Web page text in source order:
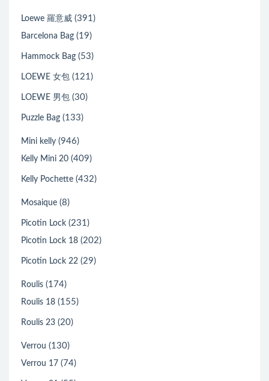
Loewe 羅意威 (391)
Barcelona Bag (19)
Hammock Bag (53)
LOEWE 女包 (121)
LOEWE 男包 (30)
Puzzle Bag (133)
Mini kelly (946)
Kelly Mini 20 (409)
Kelly Pochette (432)
Mosaique (8)
Picotin Lock (231)
Picotin Lock 18 (202)
Picotin Lock 22 (29)
Roulis (174)
Roulis 18 (155)
Roulis 23 (20)
Verrou (130)
Verrou 17 (74)